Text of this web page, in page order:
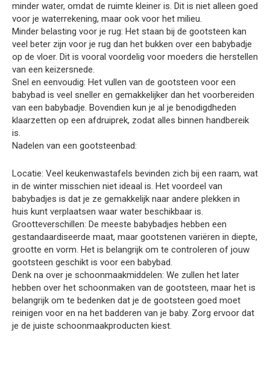
minder water, omdat de ruimte kleiner is. Dit is niet alleen goed
voor je waterrekening, maar ook voor het milieu.
Minder belasting voor je rug: Het staan bij de gootsteen kan
veel beter zijn voor je rug dan het bukken over een babybadje
op de vloer. Dit is vooral voordelig voor moeders die herstellen
van een keizersnede.
Snel en eenvoudig: Het vullen van de gootsteen voor een
babybad is veel sneller en gemakkelijker dan het voorbereiden
van een babybadje. Bovendien kun je al je benodigdheden
klaarzetten op een afdruiprek, zodat alles binnen handbereik
is.
Nadelen van een gootsteenbad:
Locatie: Veel keukenwastafels bevinden zich bij een raam, wat
in de winter misschien niet ideaal is. Het voordeel van
babybadjes is dat je ze gemakkelijk naar andere plekken in
huis kunt verplaatsen waar water beschikbaar is.
Grootteverschillen: De meeste babybadjes hebben een
gestandaardiseerde maat, maar gootstenen variëren in diepte,
grootte en vorm. Het is belangrijk om te controleren of jouw
gootsteen geschikt is voor een babybad.
Denk na over je schoonmaakmiddelen: We zullen het later
hebben over het schoonmaken van de gootsteen, maar het is
belangrijk om te bedenken dat je de gootsteen goed moet
reinigen voor en na het badderen van je baby. Zorg ervoor dat
je de juiste schoonmaakproducten kiest.